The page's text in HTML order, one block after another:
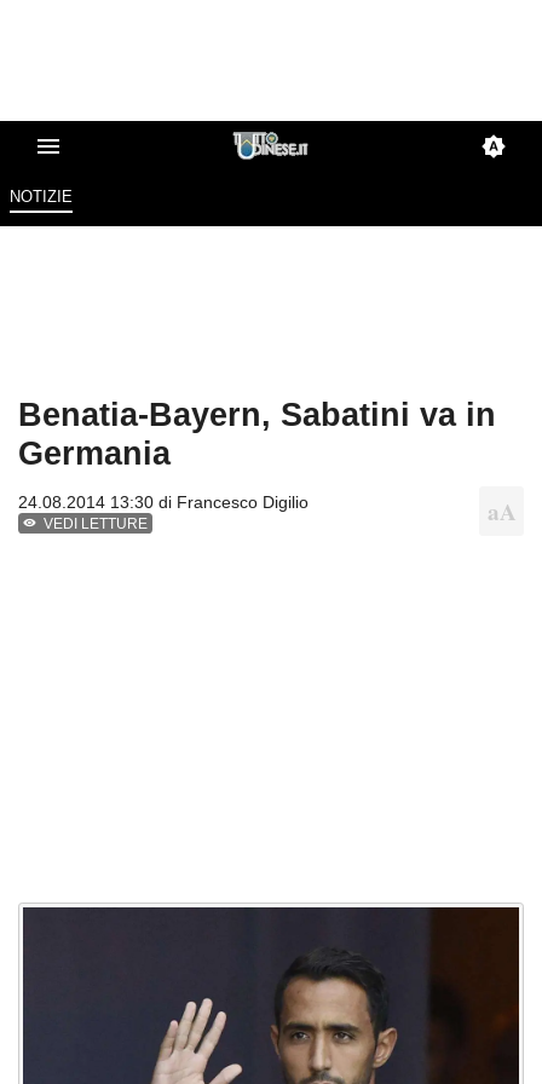
NOTIZIE
Benatia-Bayern, Sabatini va in
Germania
24.08.2014 13:30 di Francesco Digilio
VEDI LETTURE